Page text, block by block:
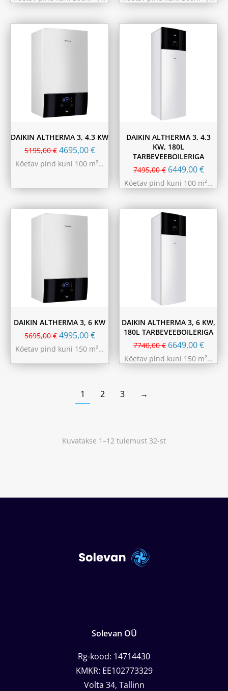
DAIKIN ALTHERMA 3, 4.3 KW
5195,00€ 4695,00€
Köetav pind kuni 100 m²…
DAIKIN ALTHERMA 3, 4.3
KW, 180L
TARBEVEEBOILERIGA
7495,00€ 6449,00€
Köetav pind kuni 100 m²…
DAIKIN ALTHERMA 3, 6 KW
5695,00€ 4995,00€
Köetav pind kuni 150 m²…
DAIKIN ALTHERMA 3, 6 KW,
180L TARBEVEEBOILERIGA
7740,00€ 6649,00€
Köetav pind kuni 150 m²…
1 2 3 →
Kuvatakse 1–12 tulemust 32-st
Solevan OÜ
Rg-kood: 14714430
KMKR: EE102773329
Volta 34, Tallinn